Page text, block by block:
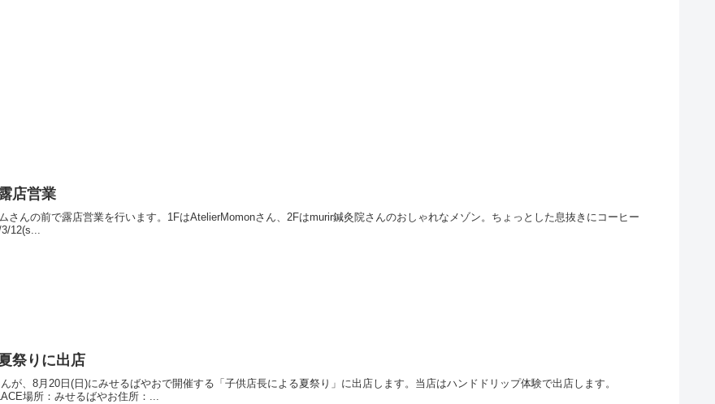
店営業
さんの前で露店営業を行います。1FはAtelierMomonさん、2Fはmurir鍼灸院さんのおしゃれなメゾン。ちょっとした息抜きにコーヒー
12(s...
祭りに出店
が、8月20日(日)にみせるばやおで開催する「子供店長による夏祭り」に出店します。当店はハンドドリップ体験で出店します。
場所：みせるばやお住所：...